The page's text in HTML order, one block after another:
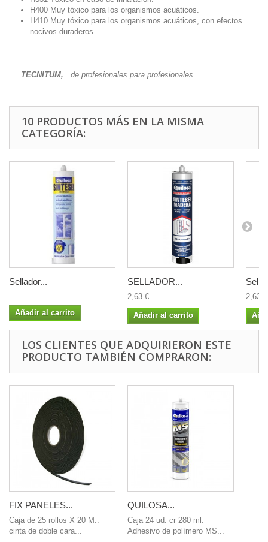
H400 Muy tóxico para los organismos acuáticos.
H410 Muy tóxico para los organismos acuáticos, con efectos
nocivos duraderos.
TECNITUM, de profesionales para profesionales.
10 PRODUCTOS MÁS EN LA MISMA
CATEGORÍA:
Sellador...
Añadir al carrito
SELLADOR...
2,63 €
Añadir al carrito
2,63 €
LOS CLIENTES QUE ADQUIRIERON ESTE
PRODUCTO TAMBIÉN COMPRARON:
FIX PANELES...
Caja de 25 rollos X 20 M..
cinta de doble cara...
QUILOSA...
Caja 24 ud. cr 280 ml.
Adhesivo de polímero MS...